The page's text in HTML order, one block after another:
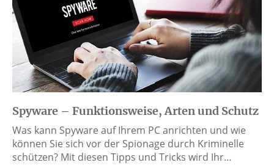
Spyware – Funktionsweise, Arten und Schutz
Was kann Spyware auf Ihrem PC anrichten und wie
können Sie sich vor der Spionage durch Kriminelle
schützen? Mit diesen Tipps und Tricks wird Ihr…